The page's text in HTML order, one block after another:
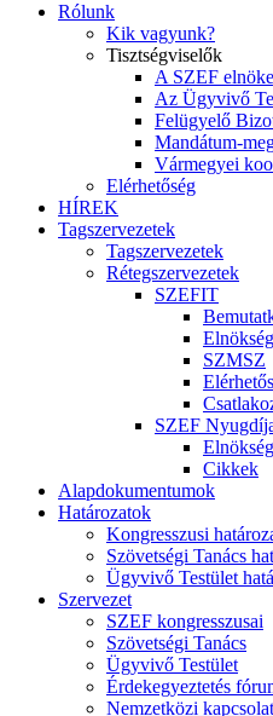
Rólunk
Kik vagyunk?
Tisztségviselők
A SZEF
Az Ügyvivő
Felügyelő
Mandátum-
Vármegyei
Elérhetőség
HÍREK
Tagszervezetek
Tagszervezetek
Rétegszervezetek
SZEFIT
Elnökség
SZMSZ
SZEF
Elnökség
Cikkek
Alapdokumentumok
Határozatok
Kongresszusi
Szövetségi Tanács
Ügyvivő Testület
Szervezet
SZEF kongresszusai
Szövetségi Tanács
Ügyvivő Testület
Érdekegyeztetés
Nemzetközi